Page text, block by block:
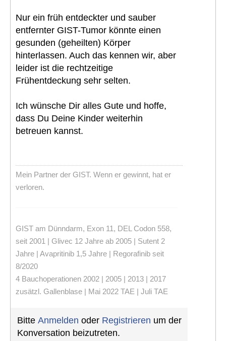
Nur ein früh entdeckter und sauber
entfernter GIST-Tumor könnte einen
gesunden (geheilten) Körper
hinterlassen. Auch das kennen wir, aber
leider ist die rechtzeitige
Frühentdeckung sehr selten.
Ich wünsche Dir alles Gute und hoffe,
dass Du Deine Kinder weiterhin
betreuen kannst.
Mein Partner der GIST. Wenn er gewinnt, hat er
verloren.
GIST am Dünndarm, Exon 11, DEL Codon 558,
seit 2001 | Glivec 12 Jahre ab 2005 | Sutent 2
Jahre | Avapritinib 1,5 Jahre | Regorafinib seit
8/2020
4 Bauchoperationen 2002 | 2005 | 2013 | 2017
zusätzl. Gallenblase | Mai 2022 TAE | Juli TAE
Bitte Anmelden oder Registrieren um der
Konversation beizutreten.